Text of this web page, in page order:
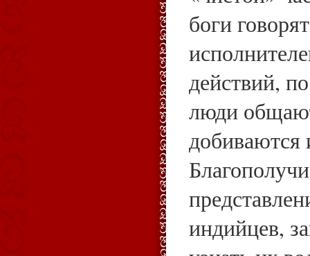
боги
действий,
люди
добиваются
индийцев,